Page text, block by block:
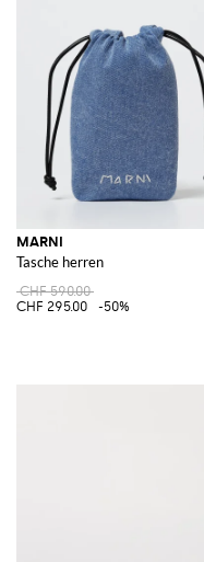
MARNI
Tasche herren
CHF 590.00
CHF 295.00
-50%